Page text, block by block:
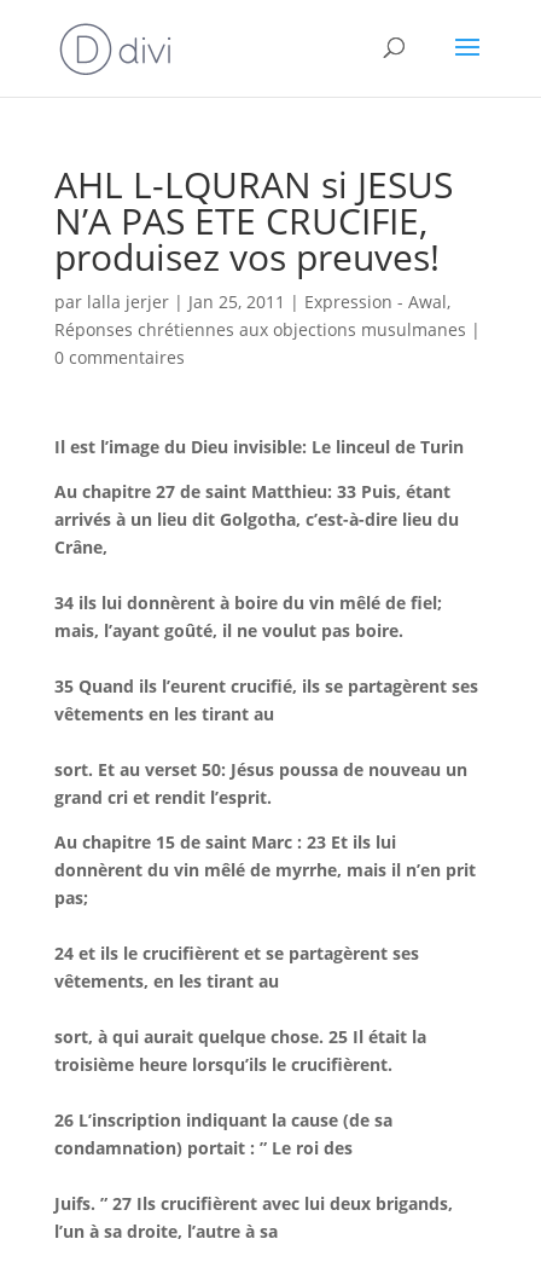
AHL L-LQURAN si JESUS
N’A PAS ETE CRUCIFIE,
produisez vos preuves!
par lalla jerjer| Jan 25, 2011 | Expression - Awal,
Réponses chrétiennes aux objections musulmanes |
0 commentaires
Il est l’image du Dieu invisible: Le linceul de Turin
Au chapitre 27 de saint Matthieu: 33 Puis, étant
arrivés à un lieu dit Golgotha, c’est-à-dire lieu du
Crâne,
34 ils lui donnèrent à boire du vin mêlé de fiel;
mais, l’ayant goûté, il ne voulut pas boire.
35 Quand ils l’eurent crucifié, ils se partagèrent ses
vêtements en les tirant au
sort. Et au verset 50: Jésus poussa de nouveau un
grand cri et rendit l’esprit.
Au chapitre 15 de saint Marc : 23 Et ils lui
donnèrent du vin mêlé de myrrhe, mais il n’en prit
pas;
24 et ils le crucifièrent et se partagèrent ses
vêtements, en les tirant au
sort, à qui aurait quelque chose. 25 Il était la
troisième heure lorsqu’ils le crucifièrent.
26 L’inscription indiquant la cause (de sa
condamnation) portait : ” Le roi des
Juifs. ” 27 Ils crucifièrent avec lui deux brigands,
l’un à sa droite, l’autre à sa